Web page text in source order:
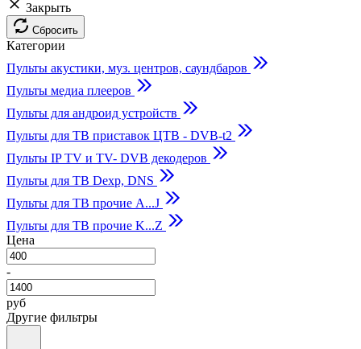
Закрыть
Сбросить
Категории
Пульты акустики, муз. центров, саундбаров
Пульты медиа плееров
Пульты для андроид устройств
Пульты для ТВ приставок ЦТВ - DVB-t2
Пульты IP TV и TV- DVB декодеров
Пульты для ТВ Dexp, DNS
Пульты для ТВ прочие A...J
Пульты для ТВ прочие K...Z
Цена
-
руб
Другие фильтры